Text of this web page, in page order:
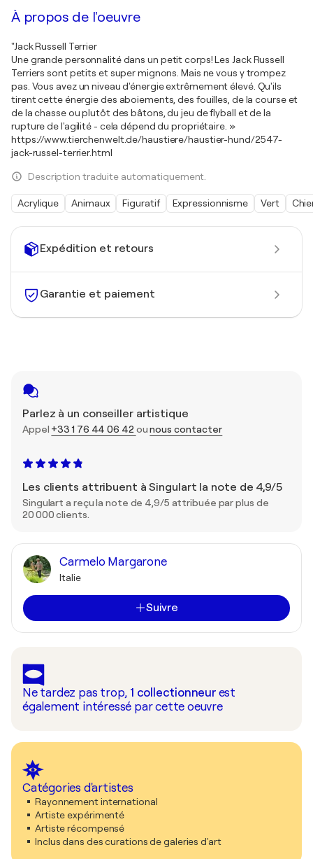
Expédition et retours
Garantie et paiement
Parlez à un conseiller artistique
Appel +33 1 76 44 06 42 ounous contacter
Les clients attribuent à Singulart la note de 4,9/5
Singulart a reçu la note de 4,9/5 attribuée par plus de
20 000 clients.
Carmelo Margarone
Italie
Suivre
Ne tardez pas trop, 1 collectionneur est
également intéressé par cette oeuvre
Catégories d'artistes
Rayonnement international
Artiste expérimenté
Artiste récompensé
Inclus dans des curations de galeries d'art
À propos de l'oeuvre
"Jack Russell Terrier
Une grande personnalité dans un petit corps! Les Jack Russell
Terriers sont petits et super mignons. Mais ne vous y trompez
pas. Vous avez un niveau d'énergie extrêmement élevé. Qu'ils
tirent cette énergie des aboiements, des fouilles, de la course et
de la chasse ou plutôt des bâtons, du jeu de flyball et de la
rupture de l'agilité - cela dépend du propriétaire. »
https://www.tierchenwelt.de/haustiere/haustier-hund/2547-
jack-russel-terrier.html
Description traduite automatiquement.
Acrylique Animaux Figuratif Expressionnisme Vert